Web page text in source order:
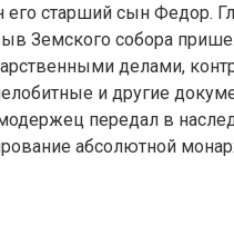
старший сын Федор.
Земского собора
делами,
и другие
передал в
абсолютной